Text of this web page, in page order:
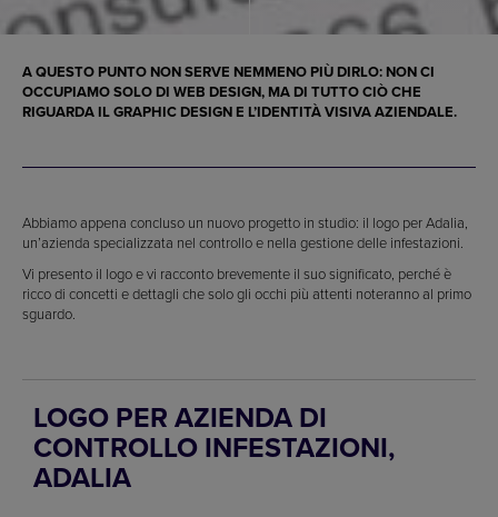
A QUESTO PUNTO NON SERVE NEMMENO PIÙ DIRLO: NON CI
OCCUPIAMO SOLO DI WEB DESIGN, MA DI TUTTO CIÒ CHE
RIGUARDA IL GRAPHIC DESIGN E L’IDENTITÀ VISIVA AZIENDALE.
Abbiamo appena concluso un nuovo progetto in studio: il logo per Adalia,
un’azienda specializzata nel controllo e nella gestione delle infestazioni.
Vi presento il logo e vi racconto brevemente il suo significato, perché è
ricco di concetti e dettagli che solo gli occhi più attenti noteranno al primo
sguardo.
LOGO PER AZIENDA DI
CONTROLLO INFESTAZIONI,
ADALIA